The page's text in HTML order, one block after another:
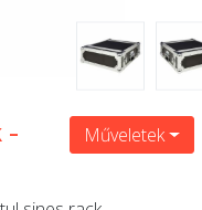
-
Műveletek